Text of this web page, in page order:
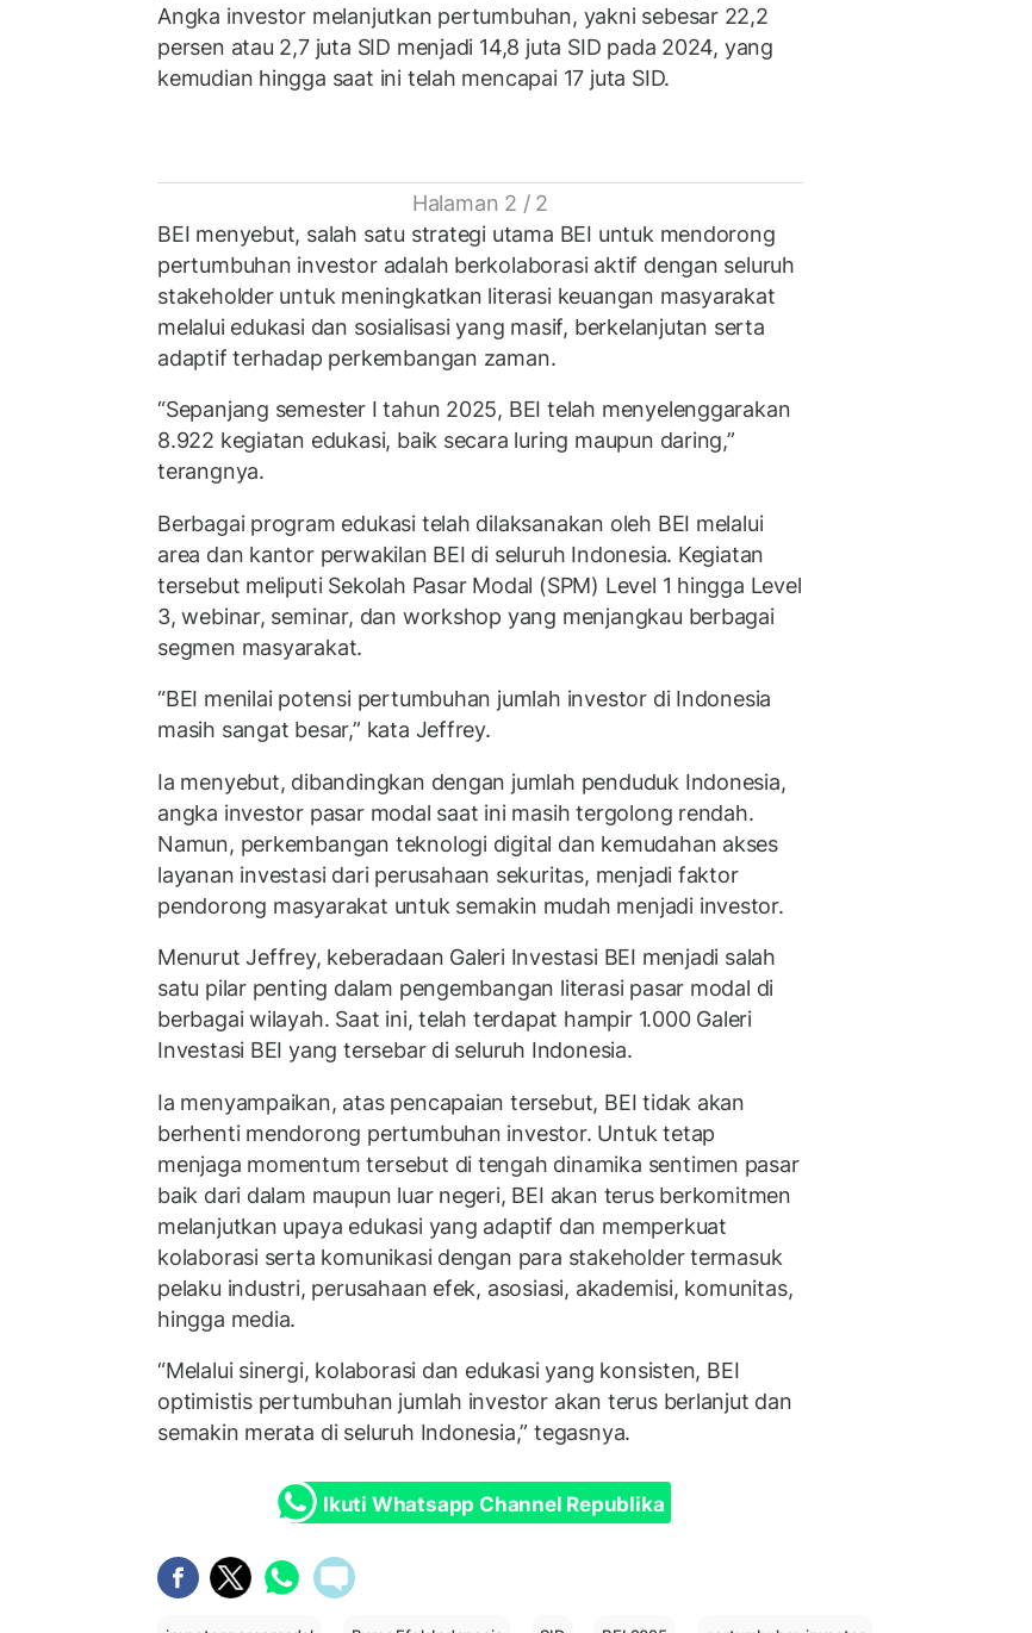
Angka investor melanjutkan pertumbuhan, yakni sebesar 22,2
persen atau 2,7 juta SID menjadi 14,8 juta SID pada 2024, yang
kemudian hingga saat ini telah mencapai 17 juta SID.
Halaman 2 / 2
BEI menyebut, salah satu strategi utama BEI untuk mendorong
pertumbuhan investor adalah berkolaborasi aktif dengan seluruh
stakeholder untuk meningkatkan literasi keuangan masyarakat
melalui edukasi dan sosialisasi yang masif, berkelanjutan serta
adaptif terhadap perkembangan zaman.
“Sepanjang semester I tahun 2025, BEI telah menyelenggarakan
8.922 kegiatan edukasi, baik secara luring maupun daring,”
terangnya.
Berbagai program edukasi telah dilaksanakan oleh BEI melalui
area dan kantor perwakilan BEI di seluruh Indonesia. Kegiatan
tersebut meliputi Sekolah Pasar Modal (SPM) Level 1 hingga Level
3, webinar, seminar, dan workshop yang menjangkau berbagai
segmen masyarakat.
“BEI menilai potensi pertumbuhan jumlah investor di Indonesia
masih sangat besar,” kata Jeffrey.
Ia menyebut, dibandingkan dengan jumlah penduduk Indonesia,
angka investor pasar modal saat ini masih tergolong rendah.
Namun, perkembangan teknologi digital dan kemudahan akses
layanan investasi dari perusahaan sekuritas, menjadi faktor
pendorong masyarakat untuk semakin mudah menjadi investor.
Menurut Jeffrey, keberadaan Galeri Investasi BEI menjadi salah
satu pilar penting dalam pengembangan literasi pasar modal di
berbagai wilayah. Saat ini, telah terdapat hampir 1.000 Galeri
Investasi BEI yang tersebar di seluruh Indonesia.
Ia menyampaikan, atas pencapaian tersebut, BEI tidak akan
berhenti mendorong pertumbuhan investor. Untuk tetap
menjaga momentum tersebut di tengah dinamika sentimen pasar
baik dari dalam maupun luar negeri, BEI akan terus berkomitmen
melanjutkan upaya edukasi yang adaptif dan memperkuat
kolaborasi serta komunikasi dengan para stakeholder termasuk
pelaku industri, perusahaan efek, asosiasi, akademisi, komunitas,
hingga media.
“Melalui sinergi, kolaborasi dan edukasi yang konsisten, BEI
optimistis pertumbuhan jumlah investor akan terus berlanjut dan
semakin merata di seluruh Indonesia,” tegasnya.
Ikuti Whatsapp Channel Republika